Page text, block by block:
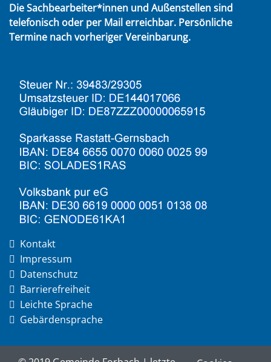
Die Sachbearbeiter*innen und Außenstellen sind
telefonisch oder per Mail erreichbar. Persönliche
Termine nach vorheriger Vereinbarung.
Kontakt
Impressum
Datenschutz
Barrierefreiheit
Leichte Sprache
Gebärdensprache